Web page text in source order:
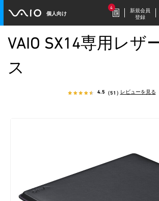
個人向け
4
2026.7.17
VAIO F16/F14に、トイ
が登場。
新規会員
登録
VAIO SX14専用レザ
ス
4.5 （51）レビューを見る